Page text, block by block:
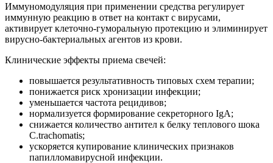
Иммуномодуляция при применении средства регулирует
иммунную реакцию в ответ на контакт с вирусами,
активирует клеточно-гуморальную протекцию и элиминирует
вирусно-бактериальных агентов из крови.
Клинические эффекты приема свечей:
повышается результативность типовых схем терапии;
понижается риск хронизации инфекции;
уменьшается частота рецидивов;
нормализуется формирование секреторного IgA;
снижается количество антител к белку теплового шока
C.trachomatis;
ускоряется купирование клинических признаков
папилломавирусной инфекции.